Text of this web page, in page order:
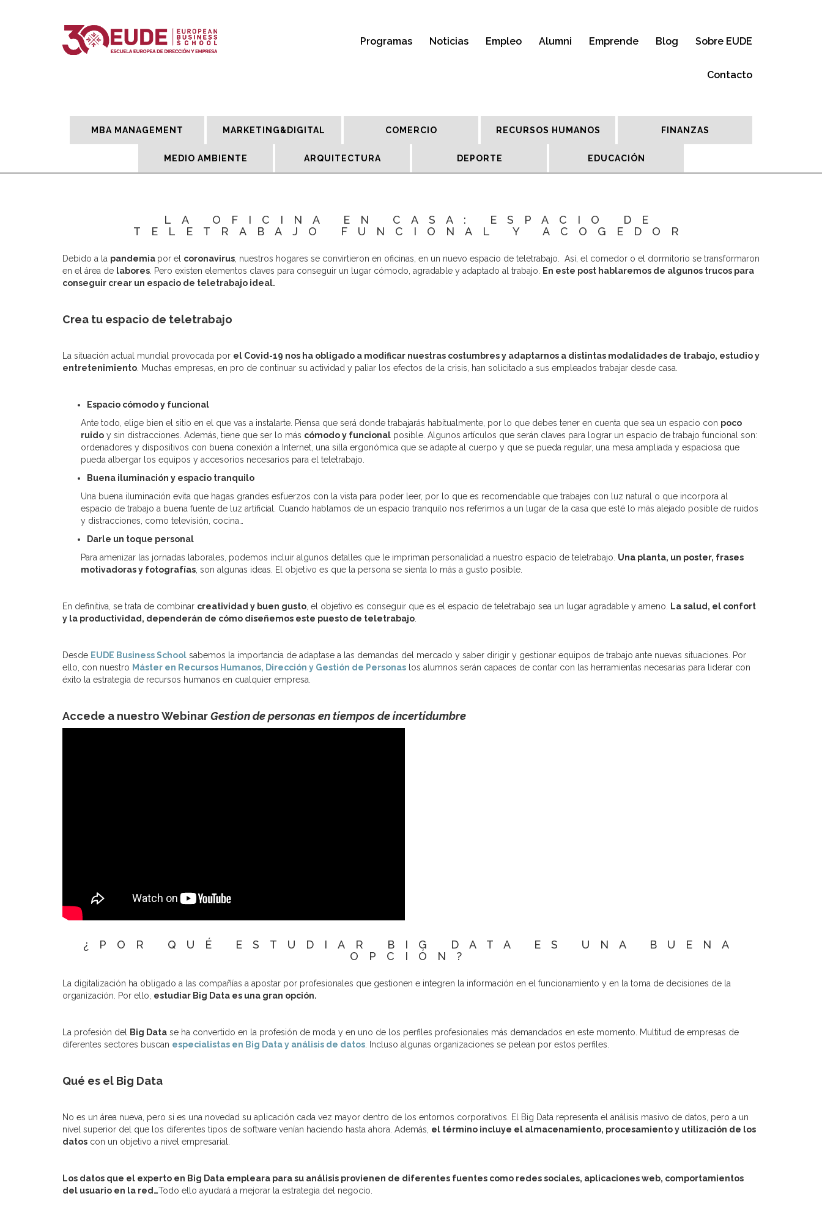
Programas Noticias Empleo Alumni Emprende Blog Sobre EUDE
Contacto
MBA MANAGEMENT MARKETING&DIGITAL COMERCIO RECURSOS HUMANOS FINANZAS
MEDIO AMBIENTE ARQUITECTURA DEPORTE EDUCACIÓN
LA OFICINA EN CASA: ESPACIO DE
TELETRABAJO FUNCIONAL Y ACOGEDOR
Debido a la pandemia por el coronavirus , nuestros hogares se convirtieron en oficinas, en un nuevo espacio de teletrabajo. Así, el comedor o el dormitorio se transformaron
en el área de labores . Pero existen elementos claves para conseguir un lugar cómodo, agradable y adaptado al trabajo.
En este post hablaremos de algunos trucos para
conseguir crear un espacio de teletrabajo ideal.
Crea tu espacio de teletrabajo
La situación actual mundial provocada por el Covid-19 nos ha obligado a modificar nuestras costumbres y adaptarnos a distintas modalidades de trabajo, estudio y
entretenimiento . Muchas empresas, en pro de continuar su actividad y paliar los efectos de la crisis, han solicitado a sus empleados trabajar desde casa.
Espacio cómodo y funcional
Ante todo, elige bien el sitio en el que vas a instalarte. Piensa que será donde trabajarás habitualmente, por lo que debes tener en cuenta que sea un espacio con poco
ruido y sin distracciones. Además, tiene que ser lo más cómodo y funcional posible. Algunos artículos que serán claves para lograr un espacio de trabajo funcional son:
ordenadores y dispositivos con buena conexión a Internet, una silla ergonómica que se adapte al cuerpo y que se pueda regular, una mesa ampliada y espaciosa que
pueda albergar los equipos y accesorios necesarios para el teletrabajo.
Buena iluminación y espacio tranquilo
Una buena iluminación evita que hagas grandes esfuerzos con la vista para poder leer, por lo que es recomendable que trabajes con luz natural o que incorpora al
espacio de trabajo a buena fuente de luz artificial. Cuando hablamos de un espacio tranquilo nos referimos a un lugar de la casa que esté lo más alejado posible de ruidos
y distracciones, como televisión, cocina…
Darle un toque personal
Para amenizar las jornadas laborales, podemos incluir algunos detalles que le impriman personalidad a nuestro espacio de teletrabajo. Una planta, un poster, frases
motivadoras y fotografías , son algunas ideas. El objetivo es que la persona se sienta lo más a gusto posible.
En definitiva, se trata de combinar creatividad y buen gusto , el objetivo es conseguir que es el espacio de teletrabajo sea un lugar agradable y ameno.
La salud, el confort
y la productividad, dependerán de cómo diseñemos este puesto de teletrabajo
Desde EUDE Business School sabemos la importancia de adaptase a las demandas del mercado y saber dirigir y gestionar equipos de trabajo ante nuevas situaciones. Por
ello, con nuestro Máster en Recursos Humanos, Dirección y Gestión de Personas los alumnos serán capaces de contar con las herramientas necesarias para liderar con
éxito la estrategia de recursos humanos en cualquier empresa.
Accede a nuestro WebinarGestion de personas en tiempos de incertidumbre
¿POR QUÉ ESTUDIAR BIG DATA ES UNA BUENA
OPCIÓN?
La digitalización ha obligado a las compañías a apostar por profesionales que gestionen e integren la información en el funcionamiento y en la toma de decisiones de la
organización. Por ello, estudiar Big Data es una gran opción.
La profesión del Big Data se ha convertido en la profesión de moda y en uno de los perfiles profesionales más demandados en este momento. Multitud de empresas de
diferentes sectores buscan especialistas en Big Data y análisis de datos . Incluso algunas organizaciones se pelean por estos perfiles.
Qué es el Big Data
No es un área nueva, pero si es una novedad su aplicación cada vez mayor dentro de los entornos corporativos. El Big Data representa el análisis masivo de datos, pero a un
nivel superior del que los diferentes tipos de software venían haciendo hasta ahora. Además, el término incluye el almacenamiento, procesamiento y utilización de los
datos con un objetivo a nivel empresarial.
Los datos que el experto en Big Data empleara para su análisis provienen de diferentes fuentes como redes sociales, aplicaciones web, comportamientos
del usuario en la red…Todo ello ayudará a mejorar la estrategia del negocio.